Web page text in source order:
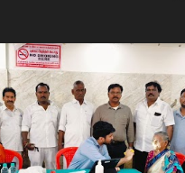
வேண்டும் என்பதற்காக
எடுத்து கல்வியும்.
கூறி வருகிறார். எத்தனையோ
வாய்ப்பு உங்களுக்கு
10 ம் வகுப்பிலேயே
நிலையை மாற்றி, பெண்